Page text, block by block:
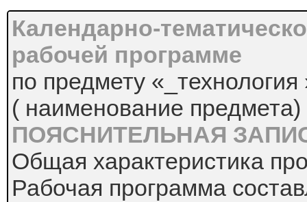
Календарно-
рабочей программе
по предмету «_технология
( наименование предмета)
ПОЯСНИТЕЛЬНАЯ
Общая характеристика
Рабочая программа